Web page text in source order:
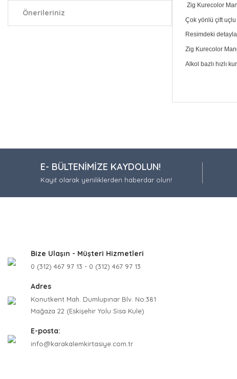
Önerileriniz
Zig Kurecolor
Çok yönlü çift
Resimdeki
Zig Kurecolor
Alkol bazlı hızlı
Ürün
Ürün
Ürün fiyatı
E- BÜLTENİMİZE KAYDOLUN!
Kayıt olarak yeniliklerden haberdar olun!
Bize Ulaşın - Müşteri Hizmetleri
0 (312) 467 97 13 - 0 (312) 467 97 13
Adres
Konutkent Mah. Dumlupınar Blv. No:381
Mağaza 22 (Eskişehir Yolu Sisa Kule)
E-posta:
info@karakalemkirtasiye.com.tr